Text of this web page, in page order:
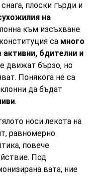
плоски гърди и
на
към изсъхване
са много
активни, бдителни и
движат бързо, но
Понякога не са
да бъдат
.
носи лекота на
равномерно
повече
Под
вата, ние